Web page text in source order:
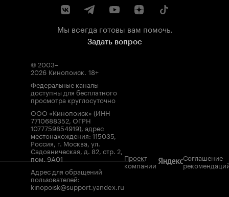
Мы всегда готовы вам помочь.
Задать вопрос
© 2003–
2026 Кинопоиск. 18+
Федеральные каналы
доступны для бесплатного
просмотра круглосуточно
ООО «Кинопоиск» (ИНН
7710688352, ОГРН
1077759854919), адрес
местонахождения: 115035,
Россия, г. Москва, ул.
Садовническая, д. 82, стр. 2,
пом. 9А01
Адрес для обращений
пользователей:
kinopoisk@support.yandex.ru
Проект
компании
Соглашение